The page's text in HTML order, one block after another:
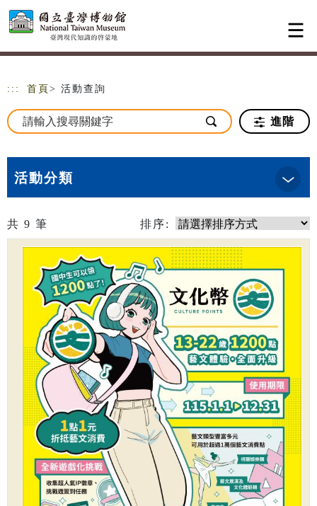
跳到主要內容
網站導覽
::: 首頁 > 活動查詢
進階
活動分類
共 9 筆 排序: